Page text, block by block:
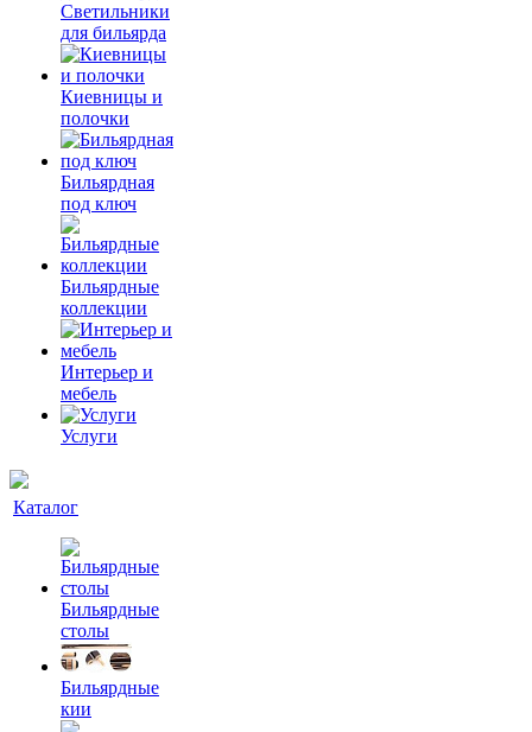
Светильники
для бильярда
Киевницы и
полочки
Бильярдная
под ключ
Бильярдные
коллекции
Интерьер и
мебель
Услуги
Каталог
Бильярдные
столы
Бильярдные
кии